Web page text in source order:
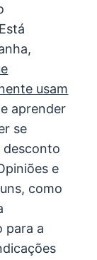
usam
aprender
se
desconto
e
como
para a